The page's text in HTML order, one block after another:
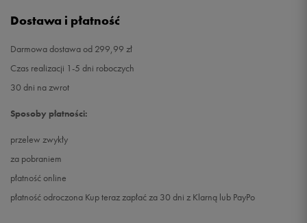
Dostawa i płatność
Darmowa dostawa od 299,99 zł
Czas realizacji 1-5 dni roboczych
30 dni na zwrot
Sposoby płatności:
przelew zwykły
za pobraniem
płatność online
płatność odroczona Kup teraz zapłać za 30 dni z Klarną lub PayPo